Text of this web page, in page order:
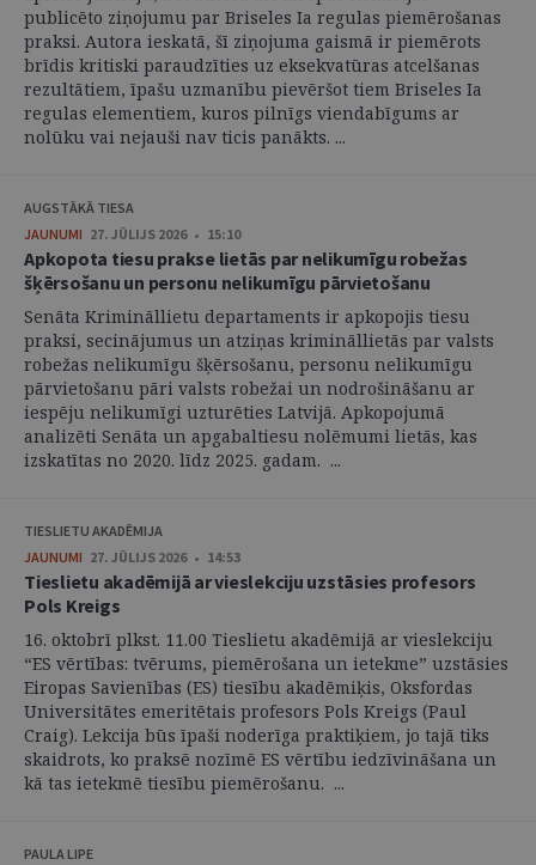
publicēto ziņojumu par Briseles Ia regulas piemērošanas
praksi. Autora ieskatā, šī ziņojuma gaismā ir piemērots
brīdis kritiski paraudzīties uz eksekvatūras atcelšanas
rezultātiem, īpašu uzmanību pievēršot tiem Briseles Ia
regulas elementiem, kuros pilnīgs viendabīgums ar
nolūku vai nejauši nav ticis panākts. ...
AUGSTĀKĀ TIESA
JAUNUMI 27. JŪLIJS 2026 • 15:10
Apkopota tiesu prakse lietās par nelikumīgu robežas
šķērsošanu un personu nelikumīgu pārvietošanu
Senāta Krimināllietu departaments ir apkopojis tiesu
praksi, secinājumus un atziņas krimināllietās par valsts
robežas nelikumīgu šķērsošanu, personu nelikumīgu
pārvietošanu pāri valsts robežai un nodrošināšanu ar
iespēju nelikumīgi uzturēties Latvijā. Apkopojumā
analizēti Senāta un apgabaltiesu nolēmumi lietās, kas
izskatītas no 2020. līdz 2025. gadam. ...
TIESLIETU AKADĒMIJA
JAUNUMI 27. JŪLIJS 2026 • 14:53
Tieslietu akadēmijā ar vieslekciju uzstāsies profesors
Pols Kreigs
16. oktobrī plkst. 11.00 Tieslietu akadēmijā ar vieslekciju
“ES vērtības: tvērums, piemērošana un ietekme” uzstāsies
Eiropas Savienības (ES) tiesību akadēmiķis, Oksfordas
Universitātes emeritētais profesors Pols Kreigs (Paul
Craig). Lekcija būs īpaši noderīga praktiķiem, jo tajā tiks
skaidrots, ko praksē nozīmē ES vērtību iedzīvināšana un
kā tas ietekmē tiesību piemērošanu. ...
PAULA LIPE